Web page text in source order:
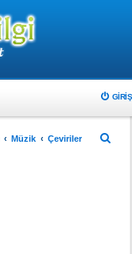
GIRIŞ
Müzik Çeviriler